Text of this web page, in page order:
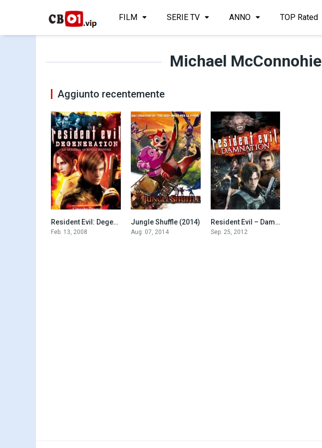
FILM SERIE TV ANNO TOP Rated
Michael McConnohie
Aggiunto recentemente
6.5Resident Evil: Degeneration (2008)
Feb. 13, 2008
4.9
Jungle Shuffle (2014)
Aug. 07, 2014
6.6Resident Evil – Damnation (2012)
Sep. 25, 2012